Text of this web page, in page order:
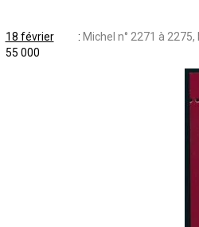
18 février: Michel n° 2271 à 2275,
55 000